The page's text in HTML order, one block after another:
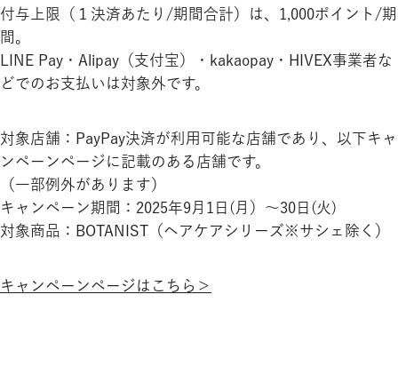
付与上限（１決済あたり/期間合計）は、1,000ポイント/期
間。
LINE Pay・Alipay（支付宝）・kakaopay・HIVEX事業者な
どでのお支払いは対象外です。
対象店舗：PayPay決済が利用可能な店舗であり、以下キャ
ンペーンページに記載のある店舗です。
（一部例外があります）
キャンペーン期間：2025年9月1日(月）～30日(火)
対象商品：BOTANIST（ヘアケアシリーズ※サシェ除く）
キャンペーンページはこちら＞